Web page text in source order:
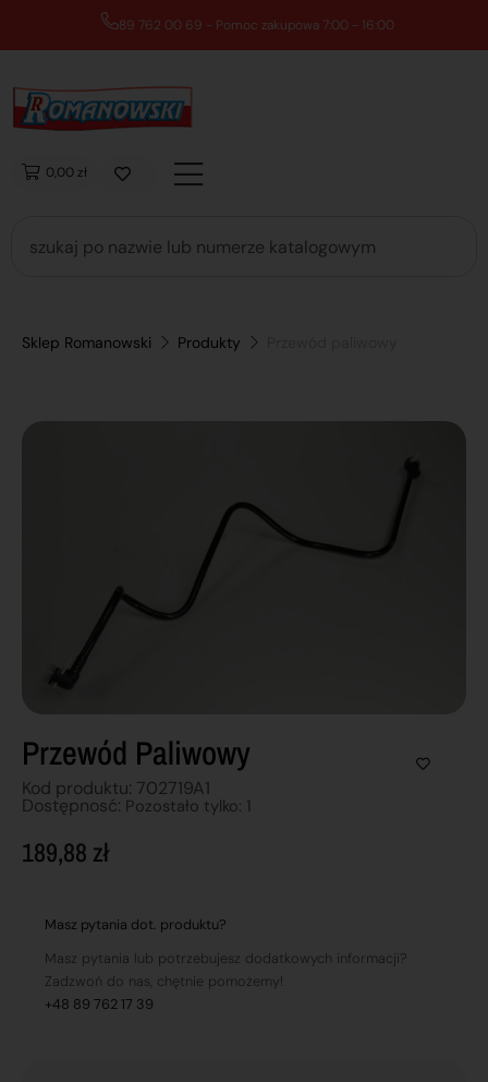
89 762 00 69 - Pomoc zakupowa 7:00 - 16:00
0,00 zł
Sklep Romanowski Produkty
Przewód Paliwowy
Kod produktu: 702719A1
Dostępnosć: Pozostało tylko: 1
189,88 zł
Masz pytania dot. produktu?
Masz pytania lub potrzebujesz dodatkowych informacji?
Zadzwoń do nas, chętnie pomożemy!
+48 89 762 17 39